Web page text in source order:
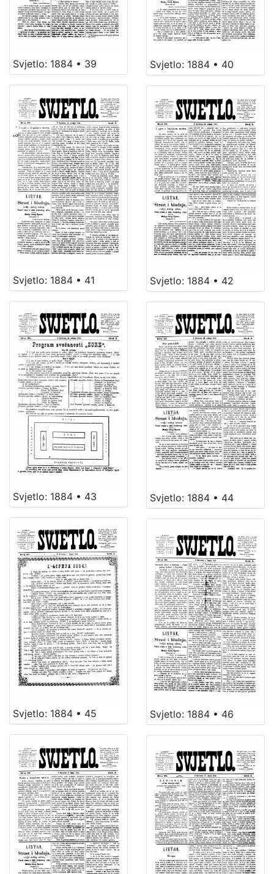
Svjetlo: 1884 • 39 Svjetlo: 1884 • 40
Svjetlo: 1884 • 41 Svjetlo: 1884 • 42
Svjetlo: 1884 • 43 Svjetlo: 1884 • 44
Svjetlo: 1884 • 45 Svjetlo: 1884 • 46